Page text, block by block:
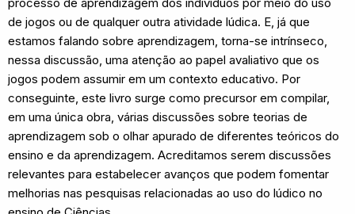
de jogos ou de qualquer outra atividade lúdica. E, já que
estamos falando sobre aprendizagem, torna-se intrínseco,
nessa discussão, uma atenção ao papel avaliativo que os
jogos podem assumir em um contexto educativo. Por
conseguinte, este livro surge como precursor em compilar,
em uma única obra, várias discussões sobre teorias de
aprendizagem sob o olhar apurado de diferentes teóricos do
ensino e da aprendizagem. Acreditamos serem discussões
relevantes para estabelecer avanços que podem fomentar
melhorias nas pesquisas relacionadas ao uso do lúdico no